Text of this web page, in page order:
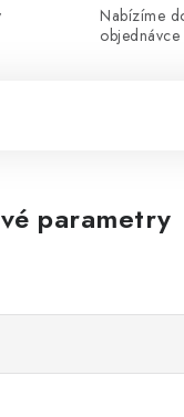
Nabízíme
parametry